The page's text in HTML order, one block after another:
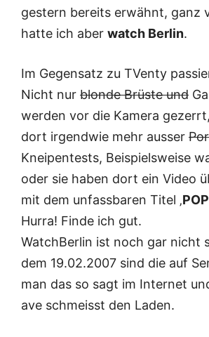
gestern bereits erwähnt, ganz
hatte ich aber watch Berlin.
Im Gegensatz zu TVenty
Nicht nur blonde Brüste und
werden vor die Kamera
dort irgendwie mehr ausser
Kneipentests, Beispielsweise
oder sie haben dort ein Video
mit dem unfassbaren Titel ‚
Hurra! Finde ich gut.
WatchBerlin ist noch gar nicht
dem 19.02.2007 sind die auf
man das so sagt im Internet
ave schmeisst den Laden.